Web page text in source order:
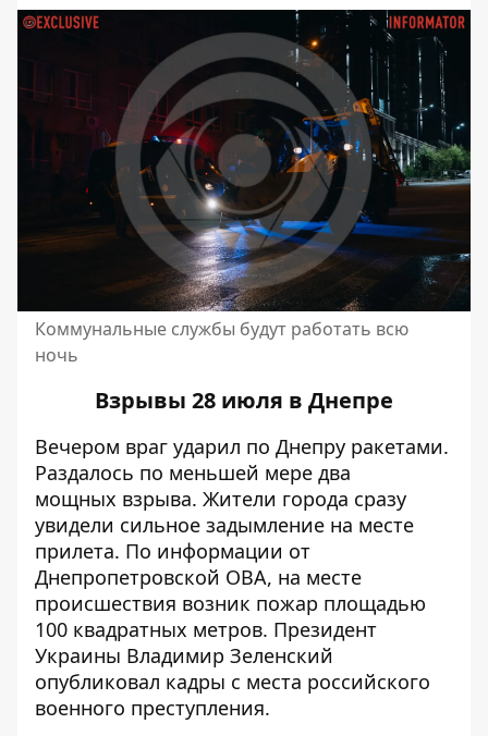
Коммунальные службы будут работать всю
ночь
Взрывы 28 июля в Днепре
Вечером враг ударил по Днепру ракетами.
Раздалось по меньшей мере два
мощных взрыва. Жители города сразу
увидели сильное задымление на месте
прилета. По информации от
Днепропетровской ОВА, на месте
происшествия возник пожар площадью
100 квадратных метров. Президент
Украины Владимир Зеленский
опубликовал кадры с места российского
военного преступления.